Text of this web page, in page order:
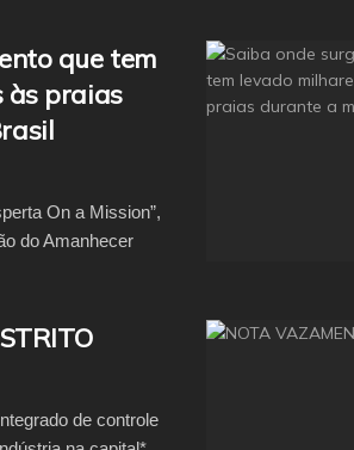
que tem
às praias
On a Mission”,
do Amanhecer
de controle